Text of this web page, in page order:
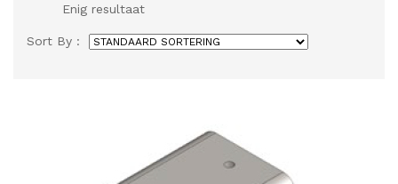
Enig resultaat
Sort By :